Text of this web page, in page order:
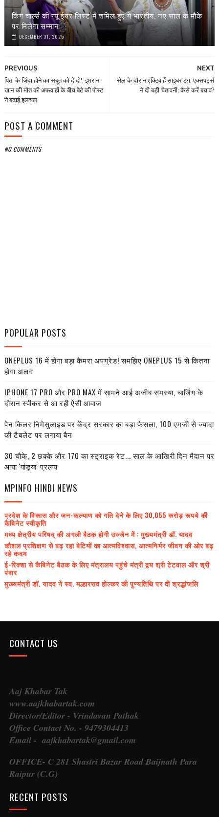
किंग चार्ल्स की न्यू ईयर लिस्ट में शमिल हुए ये भारतीय, नए साल के मौके
पर मिलेगा सम्मान
DECEMBER 31, 2025
NEXT
सेल के दौरान एक्टिव हैं साइबर ठग, एक्सपर्ट्स
ने दी बड़ी चेतावनी; कैसे करें बचाव?
PREVIOUS
पिता के जिंदा होने का सबूत को दे दो', इमरान
खान की मौत की अफवाहों के बीच बेटे की पोस्ट
ने बढ़ाई हलचल
POST A COMMENT
NO COMMENTS
POPULAR POSTS
ONEPLUS 16 में होगा बड़ा कैमरा अपग्रेड! समझिए ONEPLUS 15 से कितना
होगा अलग
IPHONE 17 PRO और PRO MAX में सामने आई अजीब समस्या, चार्जिंग के
दौरान स्पीकर से आ रही ऐसी आवाज
पेन किलर निमेसुलाइड पर केंद्र सरकार का बड़ा फैसला, 100 एमजी से ज्यादा
की टैबलेट पर लगाया बैन
30 चौके, 2 छक्के और 170 का स्ट्राइक रेट... साल के आखिरी दिन मैदान पर
आया 'पांड्या' प्रलय
MPINFO HINDI NEWS
प्रदेश के विकास और जन-कल्याण को गति देने के लिए 30,055 करोड़ रूपये की
कैबिनेट स्वीकृति
मध्य क्षेत्रीय परिषद् की अगली बैठक होगी उज्जैन में : मुख्यमंत्री डॉ. यादव
कौशल प्रशिक्षण से बढ़ रहा बेटियों का आत्मविश्वास, आत्मनिर्भर जीवन की ओर बढ़
रहे कदम
ई-रिक्शा से कैबिनेट बैठक के लिए मंत्रालय पहुंचे मंत्री द्वय श्री टेटवाल और श्री
पंवार
मुख्यमंत्री डॉ. यादव ने स्व. मल्हारराव होल्कर की पुण्यतिथि पर दी श्रद्धांजलि
CONTACT US
Aaj Khabar Tak
www.aajkhabartak.com
Director/Editor - Vrindavan Pathak
Office Contact No. - 9479304413
Email - aajkhabartak@gmail.com
OFFICE- C 281 Shastri Bazar Road Baijnath Para
Raipur (C.G)
RECENT POSTS